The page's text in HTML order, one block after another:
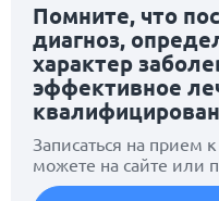
Помните, что
диагноз,
характер
эффективное
Записаться на прием
можете на сайте или